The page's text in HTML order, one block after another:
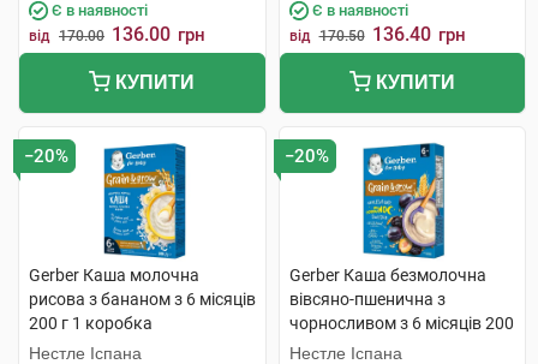
Є в наявності
від 170.00 136.00 грн
КУПИТИ
Є в наявності
від 170.50 136.40 грн
КУПИТИ
−20%
Gerber Каша молочна
рисова з бананом з 6 місяців
200 г 1 коробка
Нестле Іспана
−20%
Gerber Каша безмолочна
вівсяно-пшенична з
чорносливом з 6 місяців 200
г 1 коробка
Нестле Іспана